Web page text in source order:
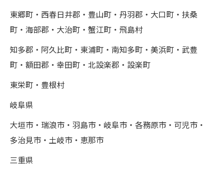
東郷町・西春日井郡・豊山町・丹羽郡・大口町・扶桑
町・海部郡・大治町・蟹江町・飛島村
知多郡・阿久比町・東浦町・南知多町・美浜町・武豊
町・額田郡・幸田町・北設楽郡・設楽町
東栄町・豊根村
岐阜県
大垣市・瑞浪市・羽島市・岐阜市・各務原市・可児市・
多治見市・土岐市・恵那市
三重県